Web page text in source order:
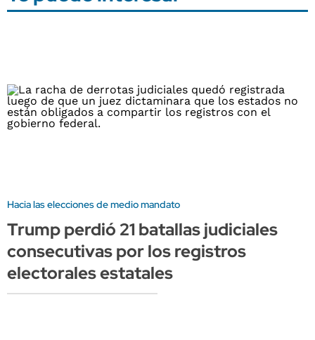
Hacia las elecciones de medio mandato
Trump perdió 21 batallas judiciales
consecutivas por los registros
electorales estatales